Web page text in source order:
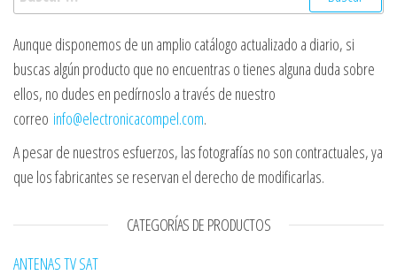
Aunque disponemos de un amplio catálogo actualizado a diario, si
buscas algún producto que no encuentras o tienes alguna duda sobre
ellos, no dudes en pedírnoslo a través de nuestro
correo info@electronicacompel.com.
A pesar de nuestros esfuerzos, las fotografías no son contractuales, ya
que los fabricantes se reservan el derecho de modificarlas.
CATEGORÍAS DE PRODUCTOS
ANTENAS TV SAT